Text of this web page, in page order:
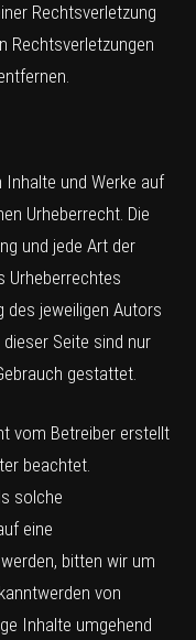
Rechtsverletzung
Rechtsverletzungen
Inhalte und Werke auf
Urheberrecht. Die
und jede Art der
Urheberrechtes
jeweiligen Autors
Seite sind nur
gestattet.
vom Betreiber erstellt
beachtet.
solche
eine
bitten wir um
von
Inhalte umgehend